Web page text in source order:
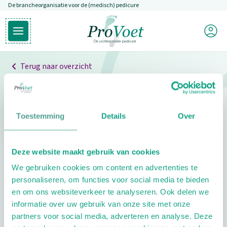
Toestemming Details Over
Deze website maakt gebruik van cookies
We gebruiken cookies om content en advertenties te
personaliseren, om functies voor social media te bieden
en om ons websiteverkeer te analyseren. Ook delen we
informatie over uw gebruik van onze site met onze
partners voor social media, adverteren en analyse. Deze
Overslaan en naar de inhoud gaan
De brancheorganisatie voor de (medisch) pedicure
Open hoofdmenu
Ga naar de homepagina
Mijn
Terug naar overzicht
Professionals
Pedicure niet gevonden
pedicure.